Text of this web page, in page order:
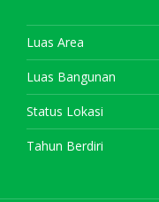
Luas Area
Luas Bangunan
Status Lokasi
Tahun Berdiri